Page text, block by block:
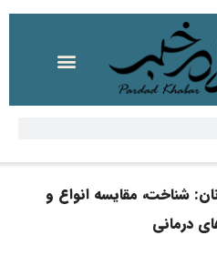
شناخت، مقایسه انواع و
درمانی